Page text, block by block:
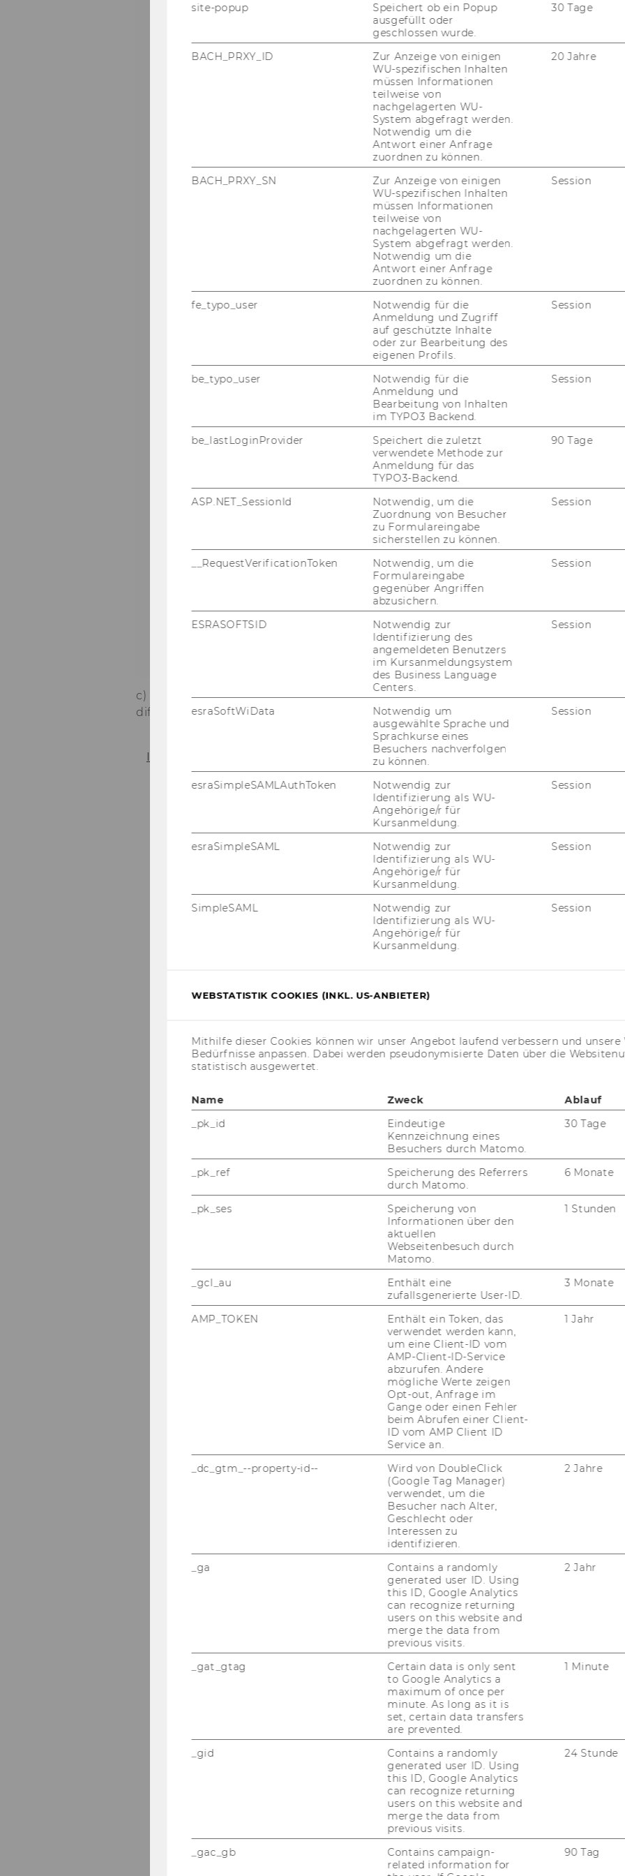
c) The com­pa­ny has a lot of cus­to­mers (C-#), which are in­te­rested in the
dif­fe­rent pro­ducts.
In­st­ruc­tions So­lu­ti­on (Part 4) Ex­er­ci­s­es List
site-popup
Speichert ob ein Popup
ausgefüllt oder
geschlossen wurde.
30 Tage
BACH_PRXY_ID
Zur Anzeige von einigen
WU-spezifischen Inhalten
müssen Informationen
teilweise von
nachgelagerten WU-
System abgefragt werden.
Notwendig um die
Antwort einer Anfrage
zuordnen zu können.
20 Jahre
BACH_PRXY_SN
Zur Anzeige von einigen
WU-spezifischen Inhalten
müssen Informationen
teilweise von
nachgelagerten WU-
System abgefragt werden.
Notwendig um die
Antwort einer Anfrage
zuordnen zu können.
Session
fe_typo_user
Notwendig für die
Anmeldung und Zugriff
auf geschützte Inhalte
oder zur Bearbeitung des
eigenen Profils.
Session
be_typo_user
Notwendig für die
Anmeldung und
Bearbeitung von Inhalten
im TYPO3 Backend.
Session
be_lastLoginProvider
Speichert die zuletzt
verwendete Methode zur
Anmeldung für das
TYPO3-Backend.
90 Tage
ASP.NET_SessionId
Notwendig, um die
Zuordnung von Besucher
zu Formulareingabe
sicherstellen zu können.
Session
__RequestVerificationToken
Notwendig, um die
Formulareingabe
gegenüber Angriffen
abzusichern.
Session
ESRASOFTSID
Notwendig zur
Identifizierung des
angemeldeten Benutzers
im Kursanmeldungsystem
des Business Language
Centers.
Session
esraSoftWiData
Notwendig um
ausgewählte Sprache und
Sprachkurse eines
Besuchers nachverfolgen
zu können.
Session
esraSimpleSAMLAuthToken
Notwendig zur
Identifizierung als WU-
Angehörige/r für
Kursanmeldung.
Session
esraSimpleSAML
Notwendig zur
Identifizierung als WU-
Angehörige/r für
Kursanmeldung.
Session
SimpleSAML
Notwendig zur
Identifizierung als WU-
Angehörige/r für
Kursanmeldung.
Session
WEBSTATISTIK COOKIES (INKL. US-ANBIETER)
Mithilfe dieser Cookies können wir unser Angebot laufend verbessern und unsere
Bedürfnisse anpassen. Dabei werden pseudonymisierte Daten über die
statistisch ausgewertet.
Name Zweck Ablauf
_pk_id
Eindeutige
Kennzeichnung eines
Besuchers durch Matomo.
30 Tage
_pk_ref
Speicherung des Referrers
durch Matomo.
6 Monate
_pk_ses
Speicherung von
Informationen über den
aktuellen
Webseitenbesuch durch
Matomo.
1 Stunden
_gcl_au
Enthält eine
zufallsgenerierte User-ID.
3 Monate
AMP_TOKEN
Enthält ein Token, das
verwendet werden kann,
um eine Client-ID vom
AMP-Client-ID-Service
abzurufen. Andere
mögliche Werte zeigen
Opt-out, Anfrage im
Gange oder einen Fehler
beim Abrufen einer Client-
ID vom AMP Client ID
Service an.
1 Jahr
_dc_gtm_--property-id--
Wird von DoubleClick
(Google Tag Manager)
verwendet, um die
Besucher nach Alter,
Geschlecht oder
Interessen zu
identifizieren.
2 Jahre
_ga
Contains a randomly
generated user ID. Using
this ID, Google Analytics
can recognize returning
users on this website and
merge the data from
previous visits.
2 Jahr
_gat_gtag
Certain data is only sent
to Google Analytics a
maximum of once per
minute. As long as it is
set, certain data transfers
are prevented.
1 Minute
_gid
Contains a randomly
generated user ID. Using
this ID, Google Analytics
can recognize returning
users on this website and
merge the data from
previous visits.
24 Stunde
_gac_gb
Contains campaign-
related information for
90 Tag